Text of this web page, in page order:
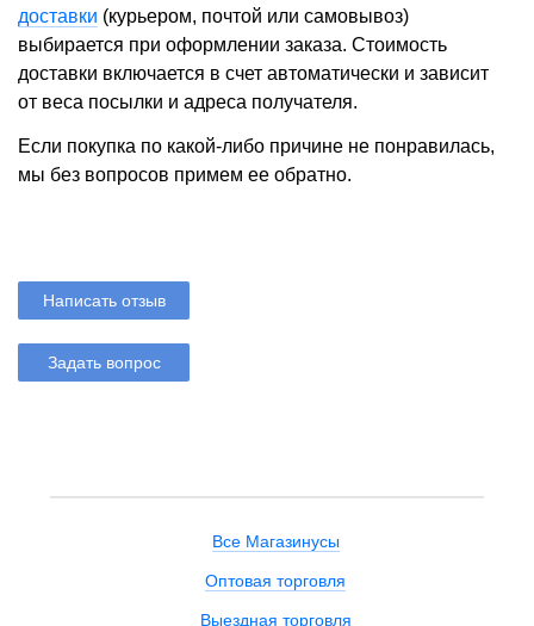
доставки (курьером, почтой или самовывоз)
выбирается при оформлении заказа. Стоимость
доставки включается в счет автоматически и зависит
от веса посылки и адреса получателя.
Если покупка по какой-либо причине не понравилась,
мы без вопросов примем ее обратно.
Написать отзыв
Задать вопрос
Все Магазинусы
Оптовая торговля
Выездная торговля